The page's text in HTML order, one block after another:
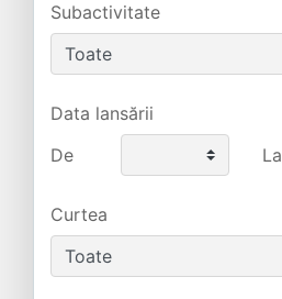
Subactivitate
Data lansării
De
La
Curtea